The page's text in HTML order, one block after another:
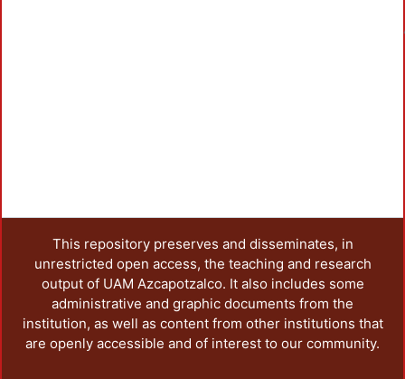
This repository preserves and disseminates, in
unrestricted open access, the teaching and research
output of UAM Azcapotzalco. It also includes some
administrative and graphic documents from the
institution, as well as content from other institutions that
are openly accessible and of interest to our community.